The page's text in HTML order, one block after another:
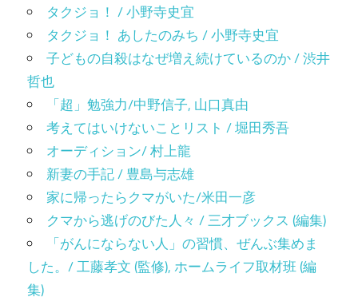
タクジョ！ / 小野寺史宜
タクジョ！ あしたのみち / 小野寺史宜
子どもの自殺はなぜ増え続けているのか / 渋井
哲也
「超」勉強力/中野信子, 山口真由
考えてはいけないことリスト / 堀田秀吾
オーディション/ 村上龍
新妻の手記 / 豊島与志雄
家に帰ったらクマがいた/米田一彦
クマから逃げのびた人々 / 三才ブックス (編集)
「がんにならない人」の習慣、ぜんぶ集めま
した。/ 工藤孝文 (監修), ホームライフ取材班 (編
集)